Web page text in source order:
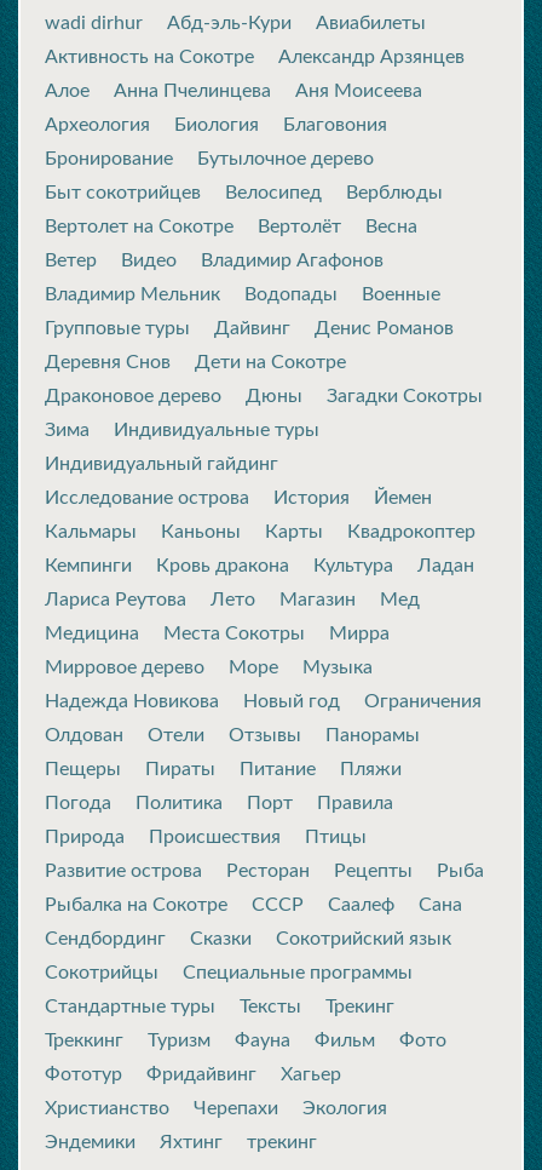
wadi dirhur
Абд-эль-Кури
Авиабилеты
Активность на Сокотре
Александр Арзянцев
Алое
Анна Пчелинцева
Аня Моисеева
Археология
Биология
Благовония
Бронирование
Бутылочное дерево
Быт сокотрийцев
Велосипед
Верблюды
Вертолет на Сокотре
Вертолёт
Весна
Ветер
Видео
Владимир Агафонов
Владимир Мельник
Водопады
Военные
Групповые туры
Дайвинг
Денис Романов
Деревня Снов
Дети на Сокотре
Драконовое дерево
Дюны
Загадки Сокотры
Зима
Индивидуальные туры
Индивидуальный гайдинг
Исследование острова
История
Йемен
Кальмары
Каньоны Карты
Квадрокоптер
Кемпинги
Кровь дракона Культура
Ладан
Лариса Реутова
Лето Магазин
Мед
Медицина
Места Сокотры
Мирра
Мирровое дерево
Море
Музыка
Надежда Новикова
Новый год
Ограничения
Олдован
Отели Отзывы
Панорамы
Пещеры
Пираты Питание
Пляжи
Погода
Политика Порт
Правила
Природа
Происшествия
Птицы
Развитие острова
Ресторан Рецепты
Рыба
Рыбалка на Сокотре
СССР Саалеф
Сана
Сендбординг
Сказки
Сокотрийский язык
Сокотрийцы
Специальные программы
Стандартные туры
Тексты
Трекинг
Треккинг
Туризм Фауна Фильм
Фото
Фототур
Фридайвинг
Хагьер
Христианство
Черепахи
Экология
Эндемики
Яхтинг трекинг